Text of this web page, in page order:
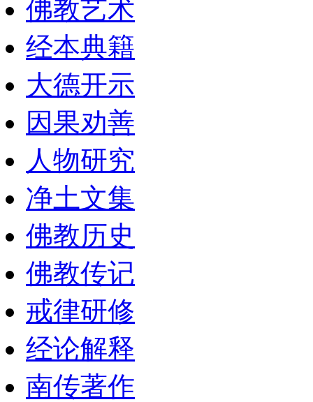
佛教艺术
经本典籍
大德开示
因果劝善
人物研究
净土文集
佛教历史
佛教传记
戒律研修
经论解释
南传著作